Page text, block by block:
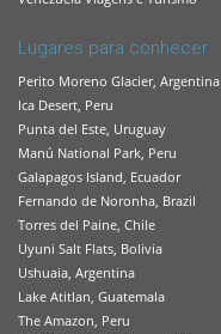
Lugares para conhecer
Perito Moreno Glacier, Argentina
Ica Desert, Peru
Punta del Este, Uruguay
Manú National Park, Peru
Galapagos Island, Ecuador
Fernando de Noronha, Brazil
Torres del Paine, Chile
Uyuni Salt Flats, Bolivia
Ushuaia, Argentina
Lake Atitlan, Guatemala
The Amazon, Peru